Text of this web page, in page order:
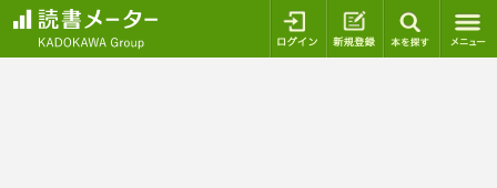
ログイン 新規登録